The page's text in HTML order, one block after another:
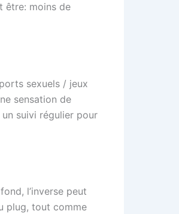
être: moins de
sexuels / jeux
sensation de
suivi régulier pour
l’inverse peut
plug, tout comme